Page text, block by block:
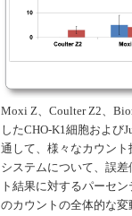
Moxi Z、Coulter Z2、
したCHO-K1細胞および
通して、様々なカウン
システムについて、誤
ト結果に対するパーセ
のカウントの全体的な変